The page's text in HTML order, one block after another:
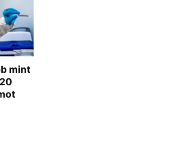
mint